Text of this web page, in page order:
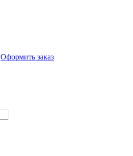
Оформить заказ